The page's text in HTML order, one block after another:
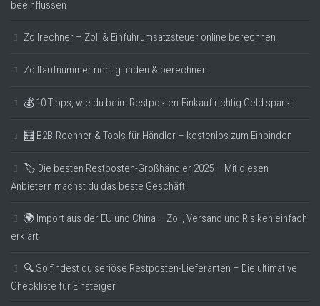
beeinflussen
Zollrechner – Zoll & Einfuhrumsatzsteuer online berechnen
Zolltarifnummer richtig finden & berechnen
💰 10 Tipps, wie du beim Restposten-Einkauf richtig Geld sparst
🧮 B2B-Rechner & Tools für Händler – kostenlos zum Einbinden
🏷️ Die besten Restposten-Großhändler 2025 – Mit diesen
Anbietern machst du das beste Geschäft!
🌍 Import aus der EU und China – Zoll, Versand und Risiken einfach
erklärt
🔍 So findest du seriöse Restposten-Lieferanten – Die ultimative
Checkliste für Einsteiger